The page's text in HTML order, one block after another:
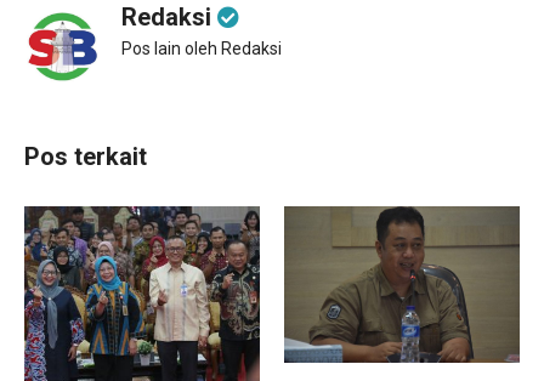
Redaksi
Pos lain oleh Redaksi
Pos terkait